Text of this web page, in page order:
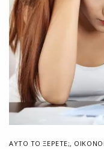
ΑΥΤΌ ΤΟ ΞΈΡΕΤΕ;,